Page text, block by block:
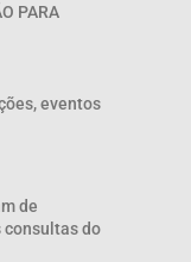
PARA
eventos
de
consultas do